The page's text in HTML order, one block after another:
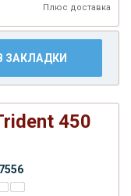
Плюс доставка
ЗАКЛАДКИ
450